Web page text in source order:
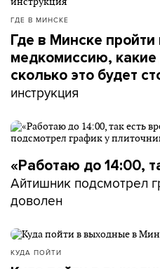
ГДЕ В МИНСКЕ
Где в Минске
медкомиссию,
сколько это будет
инструкция
«Работаю до 14:00,
Айтишник подсмотрел
доволен
КУДА ПОЙТИ